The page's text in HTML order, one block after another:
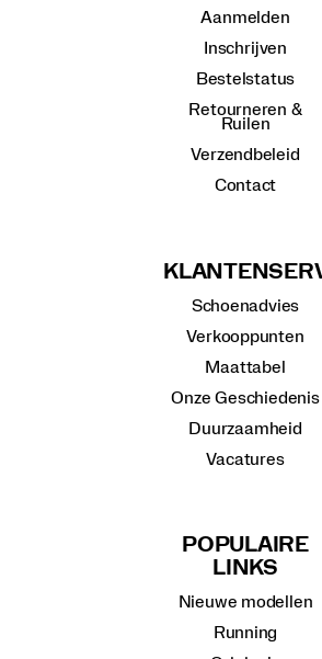
Aanmelden
Inschrijven
Bestelstatus
Retourneren &
Ruilen
Verzendbeleid
Contact
Schoenadvies
Verkooppunten
Maattabel
Onze Geschiedenis
Duurzaamheid
Vacatures
POPULAIRE
LINKS
Nieuwe modellen
Running